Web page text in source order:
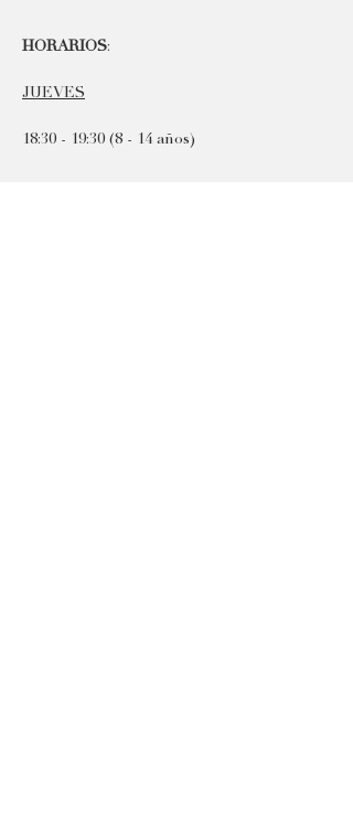
HORARIOS:
JUEVES
18:30 - 19:30 (8 - 14 años)